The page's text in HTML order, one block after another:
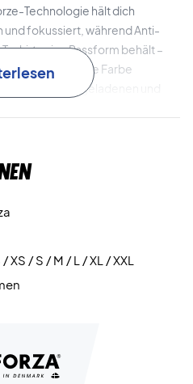
Technologie hält dich
fokussiert, während Anti-
shirt seine Passform behält –
Die frische Farbe
einen energiegeladenen und
des gesamten Trainings
und Waschen.
– kaufe das Forza
/ XS / S / M / L / XL / XXL